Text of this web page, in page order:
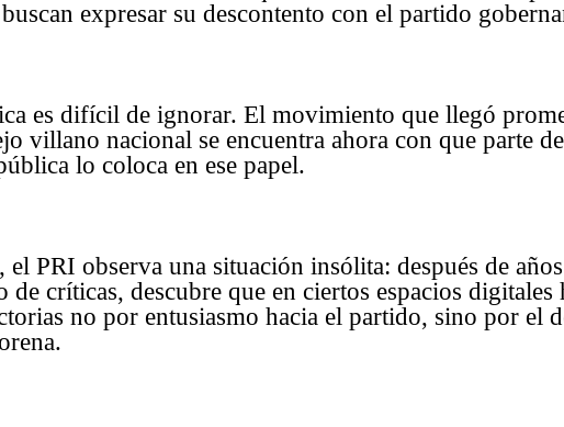
expresar su descontento con el partido
es difícil de ignorar. El movimiento que llegó
villano nacional se encuentra ahora con que parte
lo coloca en ese papel.
el PRI observa una situación insólita: después de
críticas, descubre que en ciertos espacios digitales
no por entusiasmo hacia el partido, sino por el